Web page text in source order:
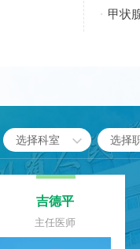
甲状
选择科室 
印隆林
主任医师